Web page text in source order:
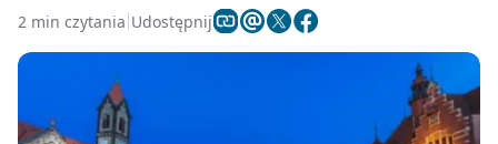
2 min czytania Udostępnij